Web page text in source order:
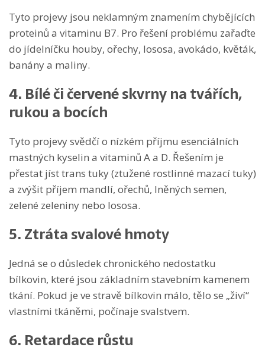
Tyto projevy jsou neklamným znamením chybějících
proteinů a vitaminu B7. Pro řešení problému zařaďte
do jídelníčku houby, ořechy, lososa, avokádo, květák,
banány a maliny.
4. Bílé či červené skvrny na tvářích,
rukou a bocích
Tyto projevy svědčí o nízkém příjmu esenciálních
mastných kyselin a vitaminů A a D. Řešením je
přestat jíst trans tuky (ztužené rostlinné mazací tuky)
a zvýšit příjem mandlí, ořechů, lněných semen,
zelené zeleniny nebo lososa.
5. Ztráta svalové hmoty
Jedná se o důsledek chronického nedostatku
bílkovin, které jsou základním stavebním kamenem
tkání. Pokud je ve stravě bílkovin málo, tělo se „živí“
vlastními tkáněmi, počínaje svalstvem.
6. Retardace růstu